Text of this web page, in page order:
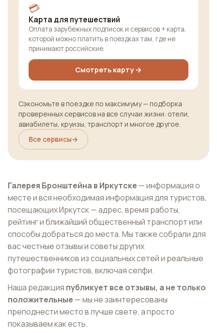
💳
Карта для путешествий
Оплата зарубежных подписок и сервисов + карта,
которой можно платить в поездках там, где не
принимают российские.
Смотреть карту →
Сэкономьте в поездке по максимуму — подборка
проверенных сервисов на все случаи жизни: отели,
авиабилеты, круизы, транспорт и многое другое.
Все сервисы→
Галерея Бронштейна в Иркутске — информация о
месте и вся необходимая информация для туристов,
посещающих Иркутск — адрес, время работы,
рейтинг и ближайший общественный транспорт или
способы добраться до места. Мы также собрали для
вас честные отзывы и советы других
путешественников из социальных сетей и реальные
фотографии туристов, включая селфи.
Наша редакция публикует все отзывы, а не только
положительные — мы не заинтересованы
преподнести место в лучше свете, а просто
показываем как есть.